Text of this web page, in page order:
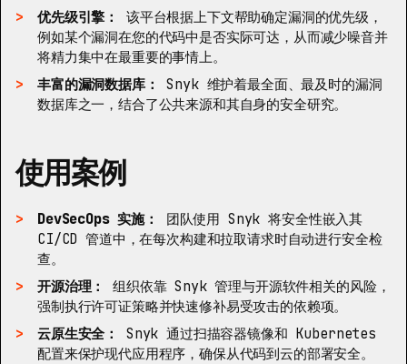
优先级引擎：
该平台根据上下文帮助确定漏洞的优先级，
例如某个漏洞在您的代码中是否实际可达，从而减少噪音并
将精力集中在最重要的事情上。
丰富的漏洞数据库：
Snyk 维护着最全面、最及时的漏洞
数据库之一，结合了公共来源和其自身的安全研究。
使用案例
DevSecOps 实施：
团队使用 Snyk 将安全性嵌入其
CI/CD 管道中，在每次构建和拉取请求时自动进行安全检
查。
开源治理：
组织依靠 Snyk 管理与开源软件相关的风险，
强制执行许可证策略并快速修补易受攻击的依赖项。
云原生安全：
Snyk 通过扫描容器镜像和 Kubernetes
配置来保护现代应用程序，确保从代码到云的部署安全。